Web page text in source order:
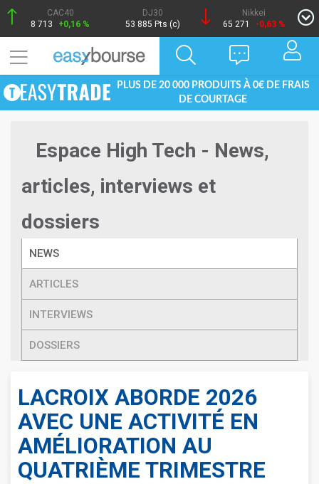
CAC40
8 713
+0,16 %
DJ30
53 885 Pts (c)
Nikkei
65 271
-0,63 %
PLUS DE 20 000 PRODUITS À 0€ DE FRAIS
DE COURTAGE
Espace High Tech - News,
articles, interviews et
dossiers
NEWS
ARTICLES
INTERVIEWS
DOSSIERS
LACROIX ABORDE 2026
AVEC UNE ACTIVITÉ EN
AMÉLIORATION AU
QUATRIÈME TRIMESTRE